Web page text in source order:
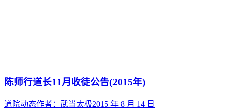
陈师行道长11月收徒公告(2015年)
道院动态作者： 武当太极2015 年 8 月 14 日